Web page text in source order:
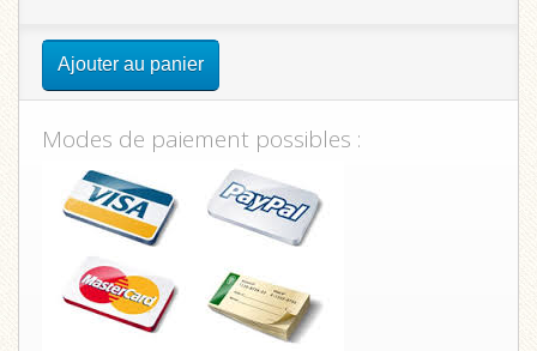
Ajouter au panier
Modes de paiement possibles :